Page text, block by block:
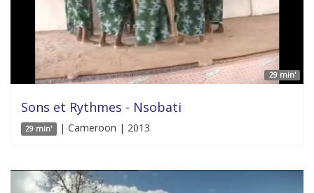
29 min'
Sons et Rythmes - Nsobati
29 min' | Cameroon | 2013